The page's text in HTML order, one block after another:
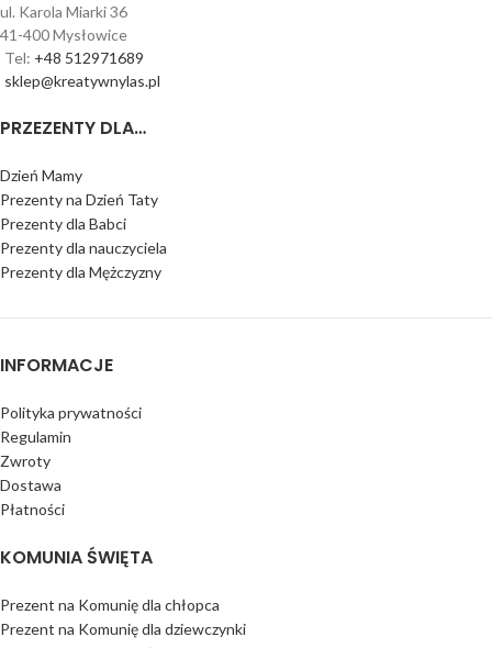
ul. Karola Miarki 36
41-400 Mysłowice
Tel: +48 512971689
sklep@kreatywnylas.pl
PRZEZENTY DLA…
Dzień Mamy
Prezenty na Dzień Taty
Prezenty dla Babci
Prezenty dla nauczyciela
Prezenty dla Mężczyzny
INFORMACJE
Polityka prywatności
Regulamin
Zwroty
Dostawa
Płatności
KOMUNIA ŚWIĘTA
Prezent na Komunię dla chłopca
Prezent na Komunię dla dziewczynki